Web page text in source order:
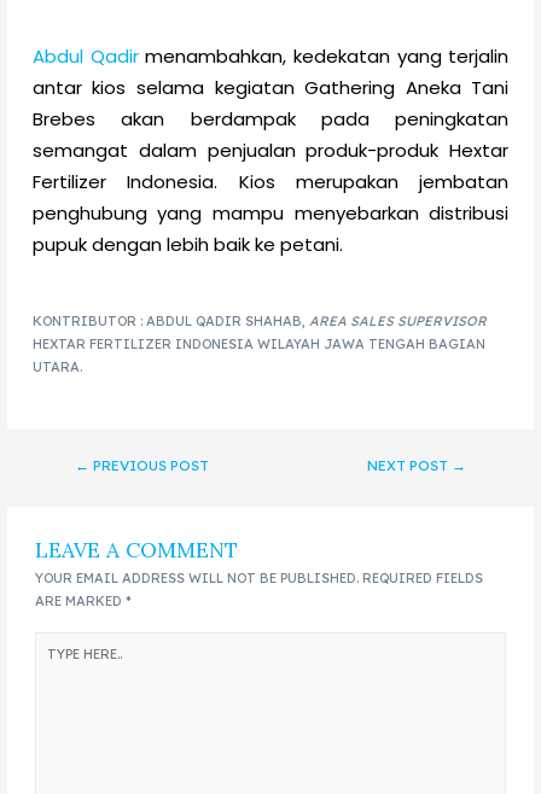
Abdul Qadirmenambahkan, kedekatan yang terjalin
antar kios selama kegiatan Gathering Aneka Tani
Brebes akan berdampak pada peningkatan
semangat dalam penjualan produk-produk Hextar
Fertilizer Indonesia. Kios merupakan jembatan
penghubung yang mampu menyebarkan distribusi
pupuk dengan lebih baik ke petani.
KONTRIBUTOR : ABDUL QADIR SHAHAB, AREA SALES SUPERVISOR
HEXTAR FERTILIZER INDONESIA WILAYAH JAWA TENGAH BAGIAN
UTARA.
← PREVIOUS POST NEXT POST →
LEAVE A COMMENT
YOUR EMAIL ADDRESS WILL NOT BE PUBLISHED. REQUIRED FIELDS
ARE MARKED*